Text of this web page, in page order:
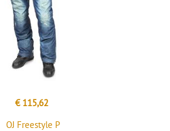
€ 115,62
OJ Freestyle P